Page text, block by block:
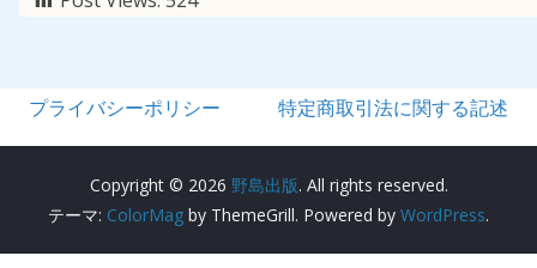
プライバシーポリシー 特定商取引法に関する記述
Copyright © 2026 野島出版. All rights reserved.
テーマ: ColorMag by ThemeGrill. Powered by WordPress.